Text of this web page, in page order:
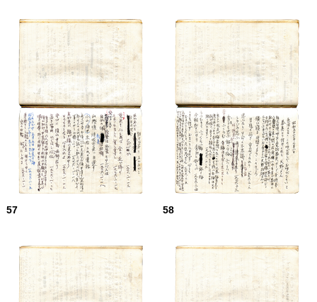
57 58